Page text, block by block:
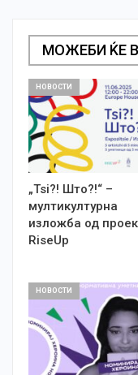
МОЖЕБИ ЌЕ
НОВОСТИ
„Tsi?! Што?!“ –
мултикултурна
изложба од
RiseUp
НОВОСТИ